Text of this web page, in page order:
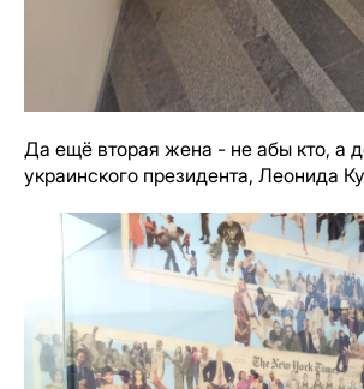
Да ещё вторая жена - не абы кто, а
украинского президента, Леонида